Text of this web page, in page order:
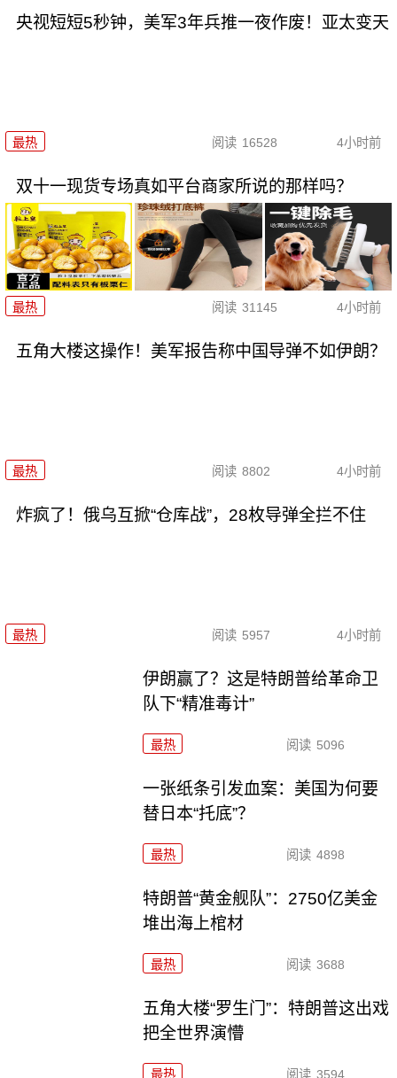
央视短短5秒钟，美军3年兵推一夜作废！亚太变天
最热 阅读 16528 4小时前
双十一现货专场真如平台商家所说的那样吗？
最热 阅读 31145 4小时前
五角大楼这操作！美军报告称中国导弹不如伊朗？
最热 阅读 8802 4小时前
炸疯了！俄乌互掀“仓库战”，28枚导弹全拦不住
最热 阅读 5957 4小时前
伊朗赢了？这是特朗普给革命卫
队下“精准毒计”
最热 阅读 5096
一张纸条引发血案：美国为何要
替日本“托底”？
最热 阅读 4898
特朗普“黄金舰队”：2750亿美金
堆出海上棺材
最热 阅读 3688
五角大楼“罗生门”：特朗普这出戏
把全世界演懵
最热 阅读 3594